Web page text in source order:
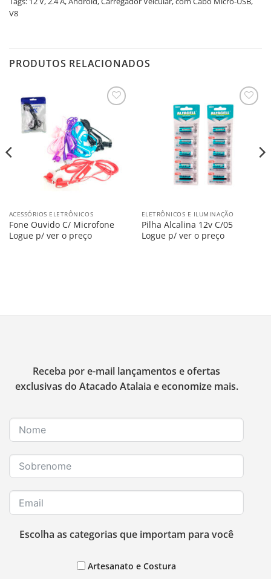
V8
PRODUTOS RELACIONADOS
ACESSÓRIOS ELETRÔNICOS
Fone Ouvido C/ Microfone
Logue p/ ver o preço
ELETRÔNICOS E ILUMINAÇÃO
Pilha Alcalina 12v C/05
Logue p/ ver o preço
Receba por e-mail lançamentos e ofertas
exclusivas do Atacado Atalaia e economize mais.
Escolha as categorias que importam para você
Artesanato e Costura